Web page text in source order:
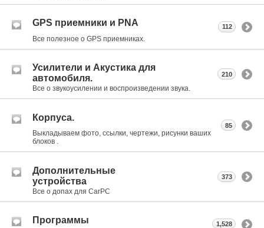
GPS приемники и PNA
Все полезное о GPS приемниках.
112
Усилители и Акустика для
автомобиля.
Все о звукоусилении и воспроизведении звука.
210
Корпуса.
Выкладываем фото, ссылки, чертежи, рисунки ваших
блоков .
85
Дополнительные
устройства
Все о допах для CarPC
373
Программы 1,528